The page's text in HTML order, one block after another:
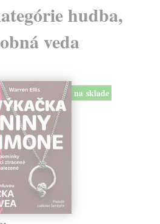
hudba,
veda
na sklade